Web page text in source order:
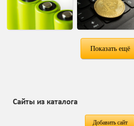
Показать ещё
Сайты из каталога
Добавить сайт